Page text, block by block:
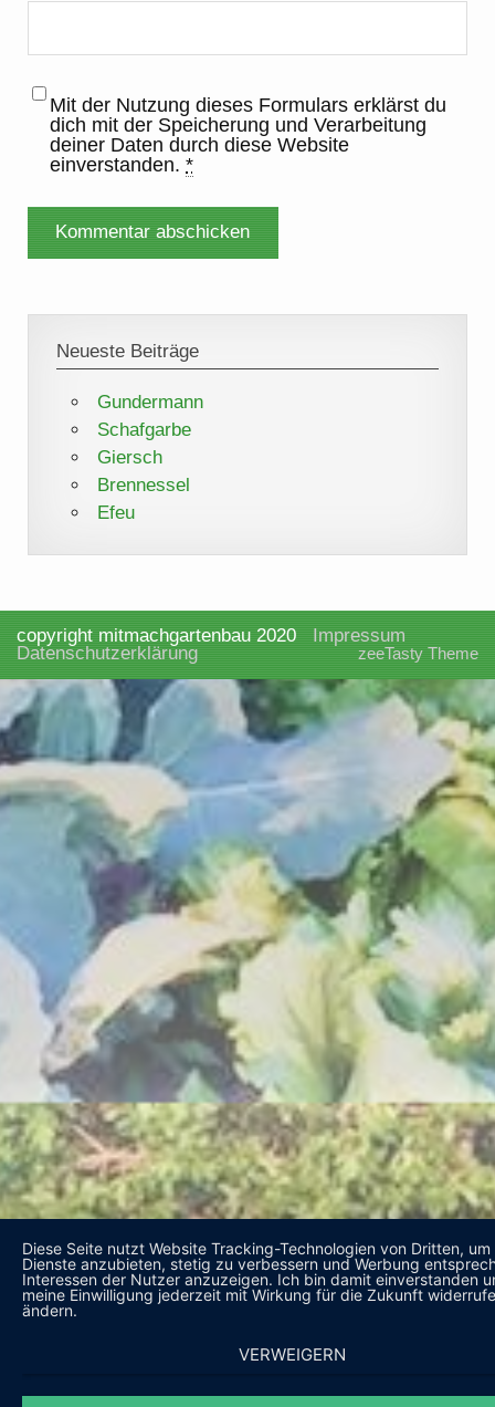
Mit der Nutzung dieses Formulars erklärst du
dich mit der Speicherung und Verarbeitung
deiner Daten durch diese Website
einverstanden.*
Neueste Beiträge
Gundermann
Schafgarbe
Giersch
Brennessel
Efeu
copyright mitmachgartenbau 2020
Impressum
Datenschutzerklärung
zeeTasty Theme
Diese Seite nutzt Website Tracking-Technologien von Dritten, um
Dienste anzubieten, stetig zu verbessern und Werbung
Interessen der Nutzer anzuzeigen. Ich bin damit einverstanden
meine Einwilligung jederzeit mit Wirkung für die Zukunft
ändern.
VERWEIGERN